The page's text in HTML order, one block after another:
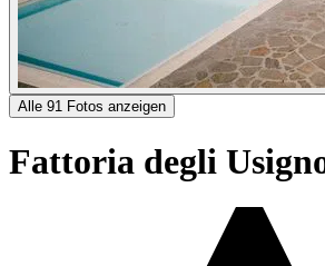
Alle 91 Fotos anzeigen
Fattoria degli